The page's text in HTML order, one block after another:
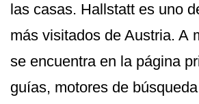
las casas. Hallstatt es uno
más visitados de Austria. A
se encuentra en la página
guías, motores de